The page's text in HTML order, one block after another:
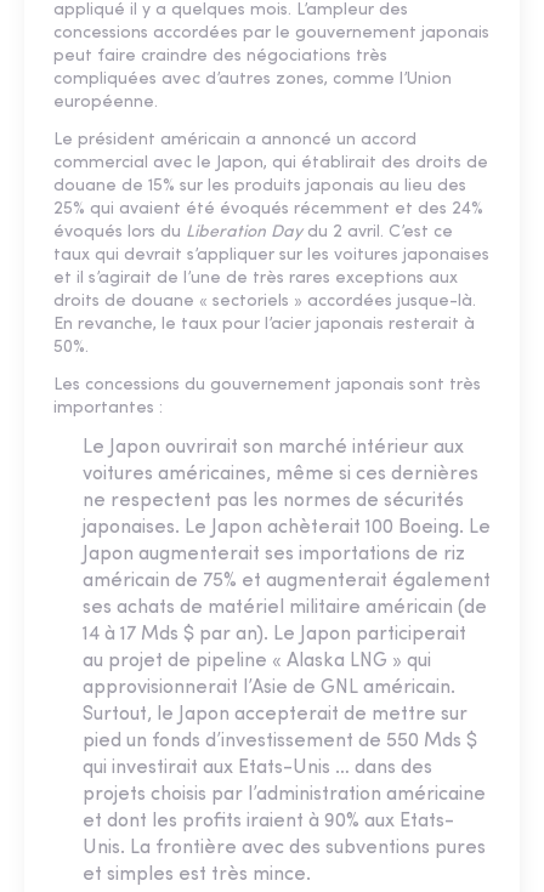
appliqué il y a quelques mois. L’ampleur des
concessions accordées par le gouvernement japonais
peut faire craindre des négociations très
compliquées avec d’autres zones, comme l’Union
européenne.
Le président américain a annoncé un accord
commercial avec le Japon, qui établirait des droits de
douane de 15% sur les produits japonais au lieu des
25% qui avaient été évoqués récemment et des 24%
évoqués lors du Liberation Daydu 2 avril. C’est ce
taux qui devrait s’appliquer sur les voitures japonaises
et il s’agirait de l’une de très rares exceptions aux
droits de douane « sectoriels » accordées jusque-là.
En revanche, le taux pour l’acier japonais resterait à
50%.
Les concessions du gouvernement japonais sont très
importantes :
Le Japon ouvrirait son marché intérieur aux
voitures américaines, même si ces dernières
ne respectent pas les normes de sécurités
japonaises. Le Japon achèterait 100 Boeing. Le
Japon augmenterait ses importations de riz
américain de 75% et augmenterait également
ses achats de matériel militaire américain (de
14 à 17 Mds $ par an). Le Japon participerait
au projet de pipeline « Alaska LNG » qui
approvisionnerait l’Asie de GNL américain.
Surtout, le Japon accepterait de mettre sur
pied un fonds d’investissement de 550 Mds $
qui investirait aux Etats-Unis … dans des
projets choisis par l’administration américaine
et dont les profits iraient à 90% aux Etats-
Unis. La frontière avec des subventions pures
et simples est très mince.